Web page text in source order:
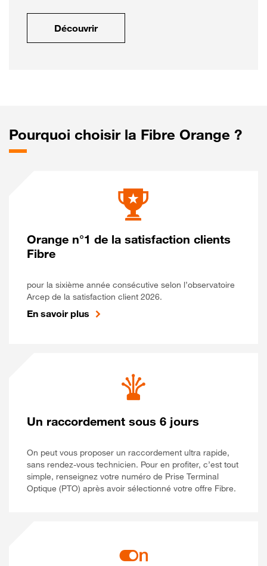
Découvrir
Pourquoi choisir la Fibre Orange ?
Orange n°1 de la satisfaction clients
Fibre
pour la sixième année consécutive selon l’observatoire
Arcep de la satisfaction client 2026.
En savoir plus
Un raccordement sous 6 jours
On peut vous proposer un raccordement ultra rapide,
sans rendez-vous technicien. Pour en profiter, c’est tout
simple, renseignez votre numéro de Prise Terminal
Optique (PTO) après avoir sélectionné votre offre Fibre.